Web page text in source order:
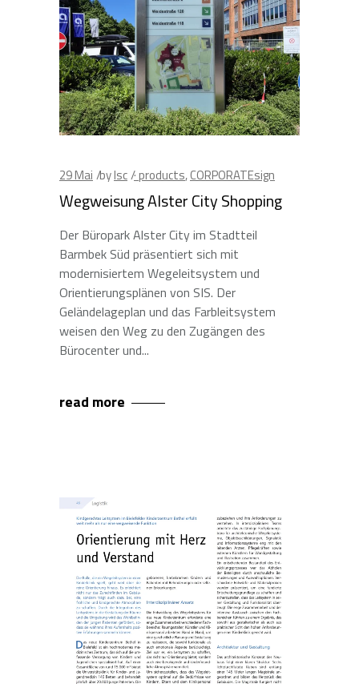
29Mai bylsc · products,CORPORATEsign
Wegweisung Alster City Shopping
Der Büropark Alster City im Stadtteil
Barmbek Süd präsentiert sich mit
modernisiertem Wegeleitsystem und
Orientierungsplänen von SIS. Der
Geländelageplan und das Farbleitsystem
weisen den Weg zu den Zugängen des
Bürocenter und
read more